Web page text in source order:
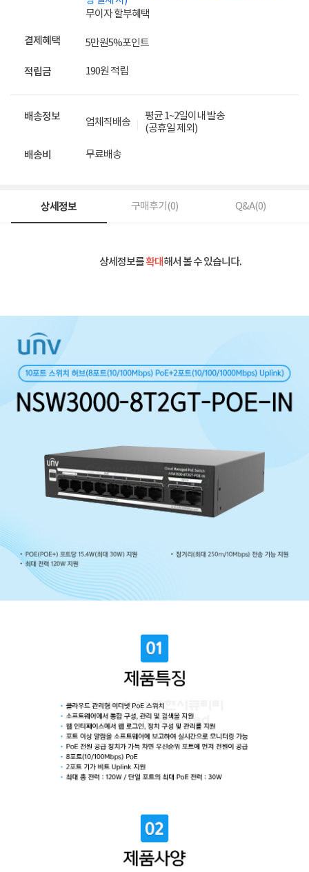
무이자 할부혜택
결제혜택 5만원5%포인트
적립금 190원 적립
배송정보 업체직배송
평균 1~2일이내 발송
(공휴일 제외)
배송비 무료배송
상세정보 구매후기(0) Q&A(0)
상세정보를확대해서 볼 수 있습니다.